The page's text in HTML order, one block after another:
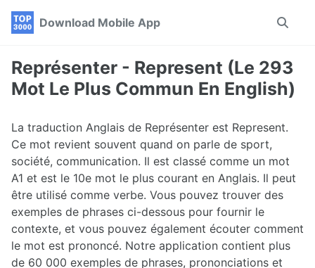
Skip
navigation
Skip
Skip
Download Mobile App
Toggle
Représenter - Represent (Le 293
Mot Le Plus Commun En English)
La traduction Anglais de Représenter est Represent.
Ce mot revient souvent quand on parle de sport,
société, communication. Il est classé comme un mot
A1 et est le 10e mot le plus courant en Anglais. Il peut
être utilisé comme verbe. Vous pouvez trouver des
exemples de phrases ci-dessous pour fournir le
contexte, et vous pouvez également écouter comment
le mot est prononcé. Notre application contient plus
de 60 000 exemples de phrases, prononciations et